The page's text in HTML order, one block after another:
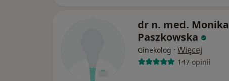
dr n. med. Monika
Paszkowska
Ginekolog · Więcej
147 opinii